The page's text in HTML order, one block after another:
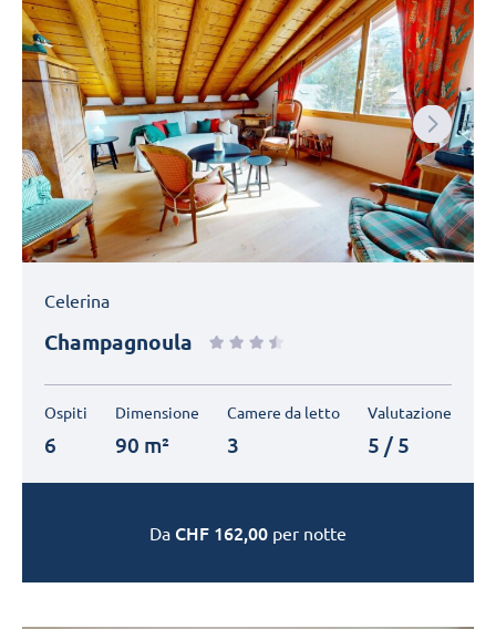
Next
Celerina
Champagnoula
Ospiti
6
Dimensione
90 m²
Camere da letto
3
Valutazione
5 / 5
Da CHF 162,00 per notte